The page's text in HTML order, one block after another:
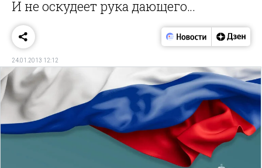
И не оскудеет рука дающего…
24.01.2013 12:12